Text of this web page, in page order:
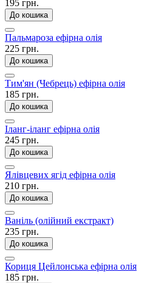
195 грн.
До кошика
Пальмароза ефірна олія
225 грн.
До кошика
Тим'ян (Чебрець) ефірна олія
185 грн.
До кошика
Іланг-іланг ефірна олія
245 грн.
До кошика
Ялівцевих ягід ефірна олія
210 грн.
До кошика
Ваніль (олійний екстракт)
235 грн.
До кошика
Кориця Цейлонська ефірна олія
185 грн.